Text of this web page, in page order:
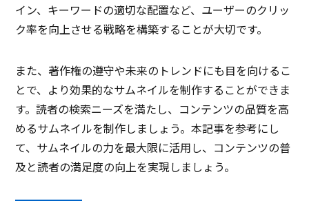
イン、キーワードの適切な配置など、ユーザーのクリッ
ク率を向上させる戦略を構築することが大切です。
また、著作権の遵守や未来のトレンドにも目を向けるこ
とで、より効果的なサムネイルを制作することができま
す。読者の検索ニーズを満たし、コンテンツの品質を高
めるサムネイルを制作しましょう。本記事を参考にし
て、サムネイルの力を最大限に活用し、コンテンツの普
及と読者の満足度の向上を実現しましょう。